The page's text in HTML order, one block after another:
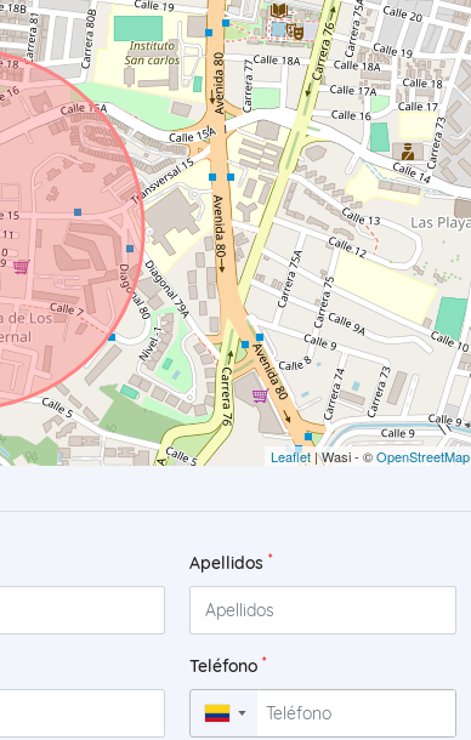
Leaflet | Wasi - ©OpenStreetMap
Apellidos *
Teléfono *
▼